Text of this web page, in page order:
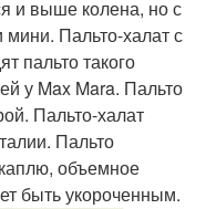
и выше колена, но с
Пальто-халат с
пальто такого
у Max Mara. Пальто
Пальто-халат
Пальто
объемное
быть укороченным.